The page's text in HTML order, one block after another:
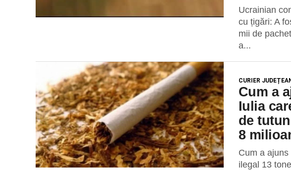
Ucrainian
cu țigări: A
mii de
a...
CURIER
Cum a
Iulia
de
8
Cum a
ilegal 13